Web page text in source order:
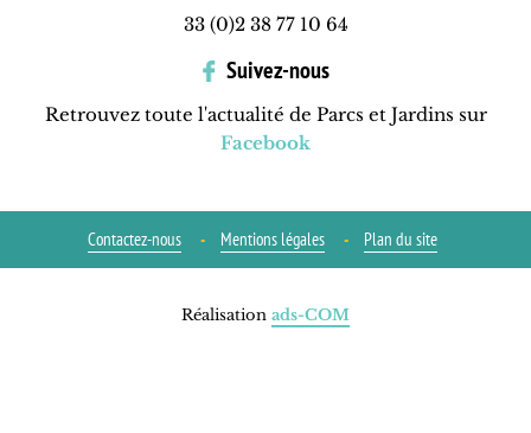
33 (0)2 38 77 10 64
Suivez-nous
Retrouvez toute l'actualité de Parcs et Jardins sur
Facebook
Contactez-nous Mentions légales Plan du site
Réalisation ads-COM